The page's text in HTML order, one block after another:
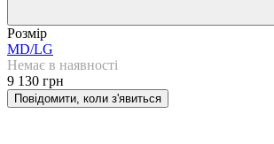
Розмір
MD/LG
Немає в наявності
9 130 грн
Повідомити, коли з'явиться